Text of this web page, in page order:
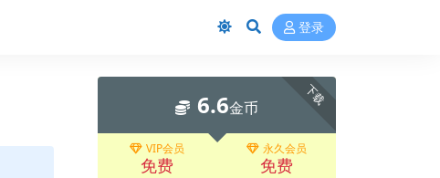
登录
下载
6.6金币
VIP会员
免费
永久会员
免费